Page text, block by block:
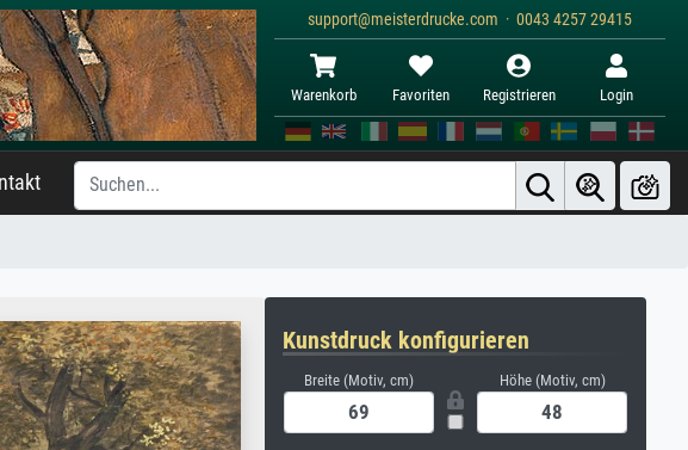
support@meisterdrucke.com · 0043 4257 29415
Warenkorb Favoriten Registrieren Login
Kunstdruck konfigurieren
Breite (Motiv, cm) Höhe (Motiv, cm)